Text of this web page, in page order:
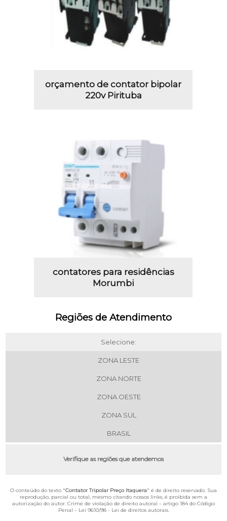
orçamento de contator bipolar
220v Pirituba
contatores para residências
Morumbi
Regiões de Atendimento
Selecione:
ZONA LESTE
ZONA NORTE
ZONA OESTE
ZONA SUL
BRASIL
Verifique as regiões que atendemos
O conteúdo do texto "Contator Tripolar Preço Itaquera" é de direito reservado. Sua
reprodução, parcial ou total, mesmo citando nossos links, é proibida sem a
autorização do autor. Crime de violação de direito autoral – artigo 184 do Código
Penal – Lei 9610/98 - Lei de direitos autorais.